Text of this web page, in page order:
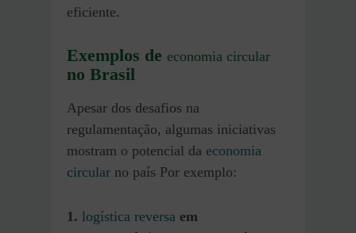
eficiente.
Exemplos de economia circular
no Brasil
Apesar dos desafios na
regulamentação, algumas iniciativas
mostram o potencial da economia
circular no país Por exemplo:
1. logística reversa em